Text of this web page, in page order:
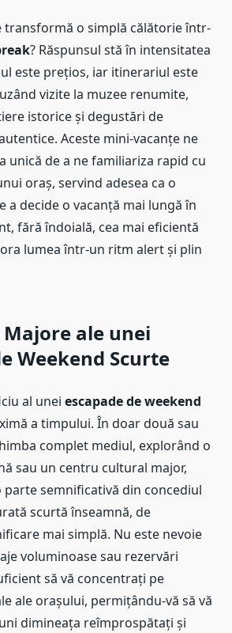
transformă o simplă călătorie într-
? Răspunsul stă în intensitatea
este prețios, iar itinerariul este
vizite la muzee renumite,
istorice și degustări de
Aceste mini-vacanțe ne
unică de a ne familiariza rapid cu
oraș, servind adesea ca o
a decide o vacanță mai lungă în
fără îndoială, cea mai eficientă
lumea într-un ritm alert și plin
ale unei
Weekend Scurte
al unei escapade de weekend
a timpului. În doar două sau
complet mediul, explorând o
sau un centru cultural major,
parte semnificativă din concediul
scurtă înseamnă, de
mai simplă. Nu este nevoie
voluminoase sau rezervări
să vă concentrați pe
ale orașului, permițându-vă să vă
dimineața reîmprospătați și